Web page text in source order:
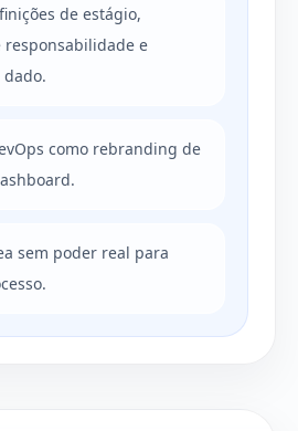
de estágio,
responsabilidade e
como rebranding de
sem poder real para